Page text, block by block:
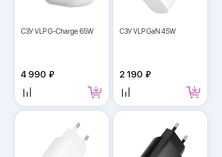
СЗУ VLP G-Charge 65W
4 990
СЗУ VLP GaN 45W
2 190